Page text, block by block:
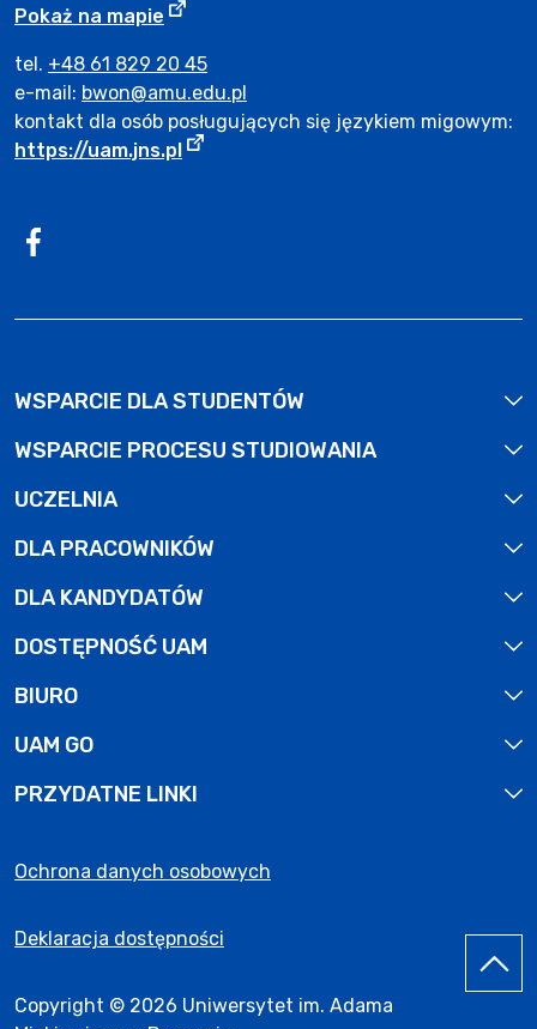
Pokaż na mapie Adres Biura Wsparcia Osób z
Strona otwiera się w nowym oknie.
tel. +48 61 829 20 45
e-mail: bwon@amu.edu.pl
kontakt dla osób posługujących się językiem migowym:
https://uam.jns.plStrona otwiera się w nowym oknie.
WSPARCIE DLA STUDENTÓW
WSPARCIE PROCESU STUDIOWANIA
UCZELNIA
DLA PRACOWNIKÓW
DLA KANDYDATÓW
DOSTĘPNOŚĆ UAM
BIURO
UAM GO
PRZYDATNE LINKI
Ochrona danych osobowych
Deklaracja dostępności
Copyright © 2026 Uniwersytet im. Adama